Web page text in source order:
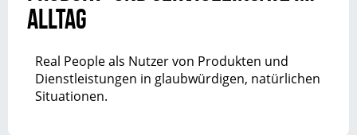
Alltag
Real People als Nutzer von Produkten und
Dienstleistungen in glaubwürdigen, natürlichen
Situationen.